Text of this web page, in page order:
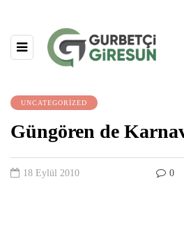
UNCATEGORIZED
Güngören de
18 Eylül 2010 0